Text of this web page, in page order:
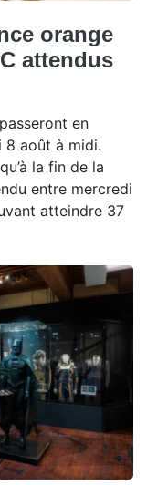
orange
attendus
en
8 août à midi.
la fin de la
entre mercredi
atteindre 37